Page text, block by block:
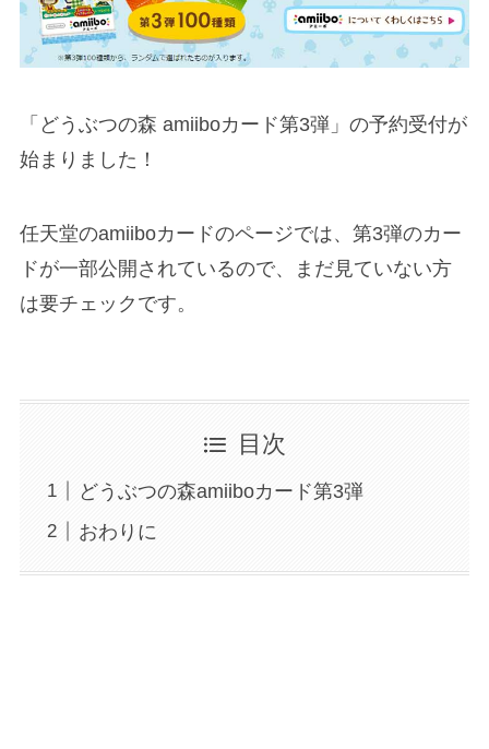
「どうぶつの森 amiiboカード第3弾」の予約受付が
始まりました！
任天堂のamiiboカードのページでは、第3弾のカー
ドが一部公開されているので、まだ見ていない方
は要チェックです。
目次
どうぶつの森amiiboカード第3弾
おわりに